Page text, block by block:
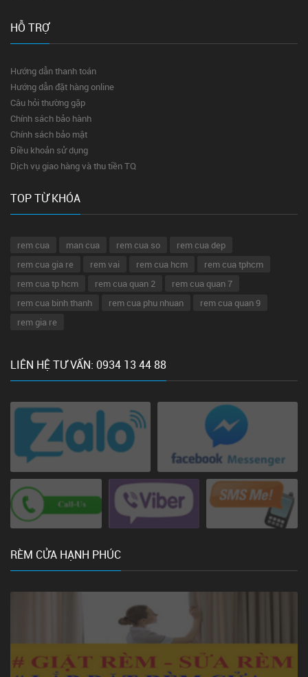
HỖ TRỢ
Hướng dẫn thanh toán
Hướng dẫn đặt hàng online
Câu hỏi thường gặp
Chính sách bảo hành
Chính sách bảo mật
Điều khoản sử dụng
Dịch vụ giao hàng và thu tiền TQ
TOP TỪ KHÓA
rem cua man cua rem cua so
rem cua dep
rem cua gia re
rem vai rem cua hcm
rem cua tphcm
rem cua tp hcm
rem cua quan 2
rem cua quan 7
rem cua binh thanh
rem cua phu nhuan
rem cua quan 9
rem gia re
LIÊN HỆ TƯ VẤN: 0934 13 44 88
RÈM CỬA HẠNH PHÚC